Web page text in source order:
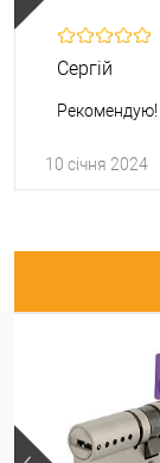
Сергій
Рекомендую!
10 січня 2024